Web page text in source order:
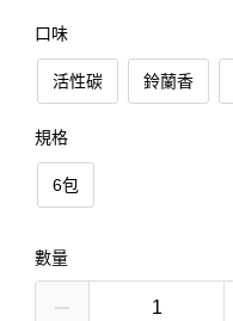
口味
活性碳 鈴蘭香
規格
6包
數量